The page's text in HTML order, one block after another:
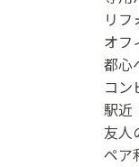
リ
オフ
都心
コン
駅近
友人
ペア